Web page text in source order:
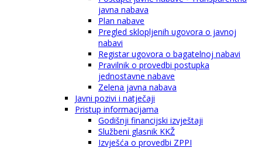
javna nabava
Plan nabave
Pregled sklopljenih ugovora o javnoj
nabavi
Registar ugovora o bagatelnoj nabavi
Pravilnik o provedbi postupka
jednostavne nabave
Zelena javna nabava
Javni pozivi i natječaji
Pristup informacijama
Godišnji financijski izvještaji
Službeni glasnik KKŽ
Izvješća o provedbi ZPPI